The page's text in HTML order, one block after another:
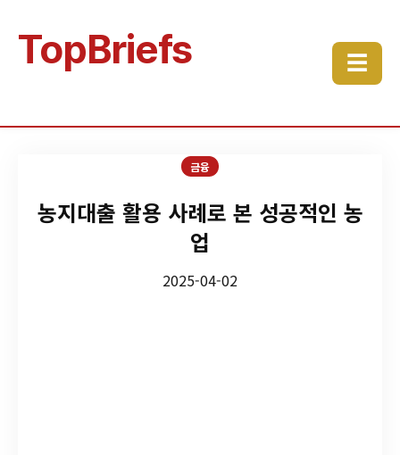
TopBriefs ☰
금융
농지대출 활용 사례로 본 성공적인 농
업
2025-04-02